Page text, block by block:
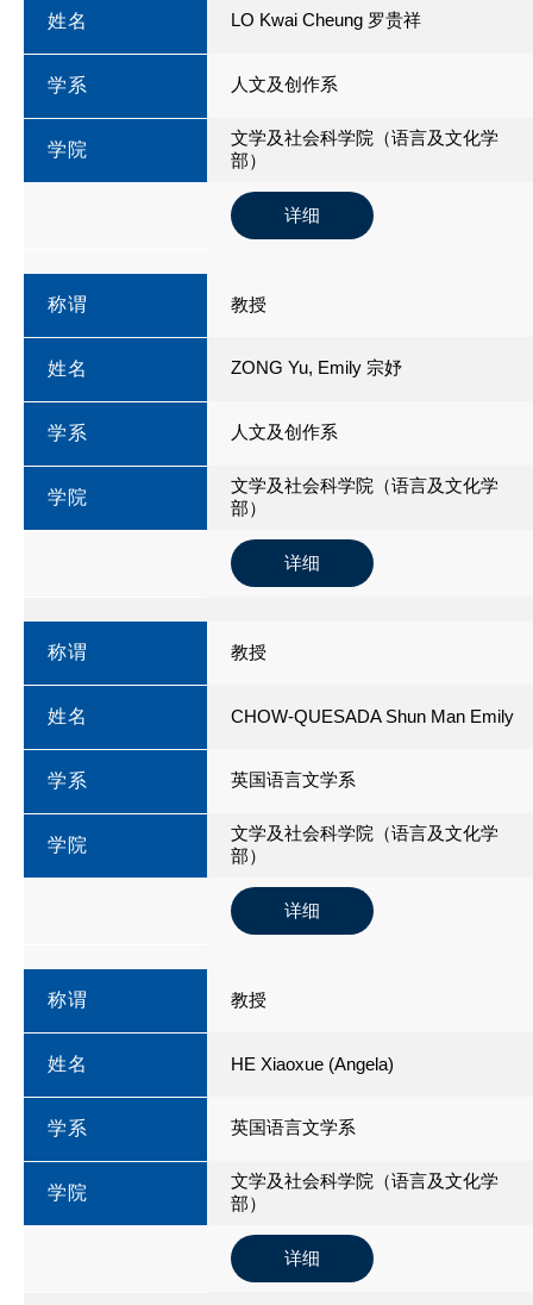
姓名 LO Kwai Cheung 罗贵祥
学系 人文及创作系
学院
文学及社会科学院（语言及文化学
部）
详细
称谓 教授
姓名 ZONG Yu, Emily 宗妤
学系 人文及创作系
学院
文学及社会科学院（语言及文化学
部）
详细
称谓 教授
姓名 CHOW-QUESADA Shun Man Emily
学系 英国语言文学系
学院
文学及社会科学院（语言及文化学
部）
详细
称谓 教授
姓名 HE Xiaoxue (Angela)
学系 英国语言文学系
学院
文学及社会科学院（语言及文化学
部）
详细